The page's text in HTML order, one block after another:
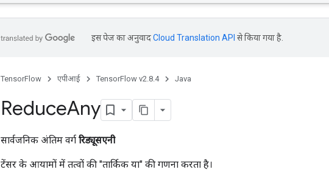
इस पेज का अनुवादCloud Translation API से किया गया है.
TensorFlow एपीआई TensorFlow v2.8.4 Java
ReduceAny
सार्वजनिक अंतिम वर्ग रिड्यूसएनी
टेंसर के आयामों में तत्वों की "तार्किक या" की गणना करता है।